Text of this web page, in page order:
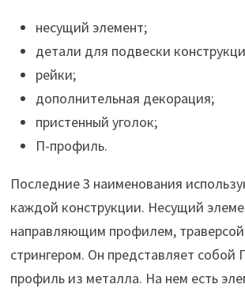
несущий элемент;
детали для подвески
рейки;
дополнительная декорация;
пристенный уголок;
П-профиль.
Последние 3 наименования
каждой конструкции. Несущий
направляющим профилем,
стрингером. Он представляет собой
профиль из металла. На нем есть